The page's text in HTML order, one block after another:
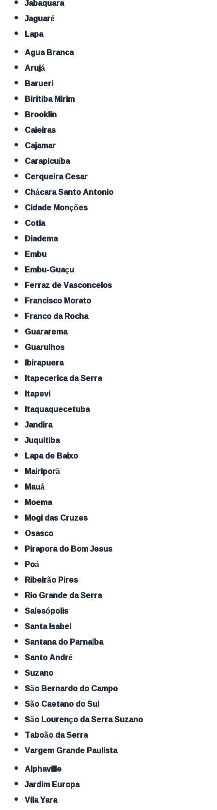
Jaguaré
Lapa
Agua Branca
Arujá
Barueri
Biritiba Mirim
Brooklin
Caieiras
Cajamar
Carapicuíba
Cerqueira Cesar
Chácara Santo Antonio
Cidade Monções
Cotia
Diadema
Embu
Embu-Guaçu
Ferraz de Vasconcelos
Francisco Morato
Franco da Rocha
Guararema
Guarulhos
Ibirapuera
Itapecerica da Serra
Itapevi
Itaquaquecetuba
Jandira
Juquitiba
Lapa de Baixo
Mairiporã
Mauá
Moema
Mogi das Cruzes
Osasco
Pirapora do Bom Jesus
Poá
Ribeirão Pires
Rio Grande da Serra
Salesópolis
Santa Isabel
Santana do Parnaíba
Santo André
Suzano
São Bernardo do Campo
São Caetano do Sul
São Lourenço da Serra Suzano
Taboão da Serra
Vargem Grande Paulista
Alphaville
Jardim Europa
Vila Yara